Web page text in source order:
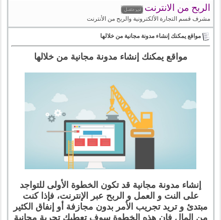
الربح من الانترنت
مشرف قسم التجارة الألكترونية والربح من الأنترنت
مواقع يمكنك إنشاء مدونة مجانية من خلالها
مواقع يمكنك إنشاء مدونة مجانية من خلالها
إنشاء مدونة مجانية قد تكون الخطوة الأولى للتواجد
على النت و العمل و الربح عبر الإنترنت، فإذا كنت
مبتدئ و تريد تجريب الأمر بدون مجازفة أو إنفاق الكثير
من المال فإن هذه الخطوة سوف تعطيك تجربة مجانية